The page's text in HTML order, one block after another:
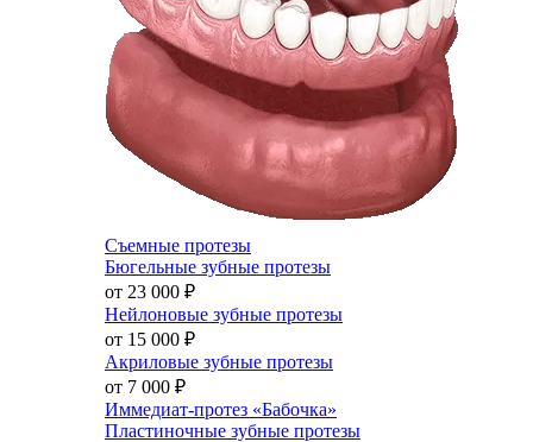
Съемные протезы
Бюгельные зубные протезы
от 23 000 ₽
Нейлоновые зубные протезы
от 15 000 ₽
Акриловые зубные протезы
от 7 000 ₽
Иммедиат-протез «Бабочка»
Пластиночные зубные протезы